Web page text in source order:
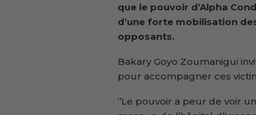
que le pouvoir d’Alpha
d’une forte mobilisation
opposants.
Bakary Goyo Zoumanigui
pour accompagner ces
‘’Le pouvoir a peur de voir